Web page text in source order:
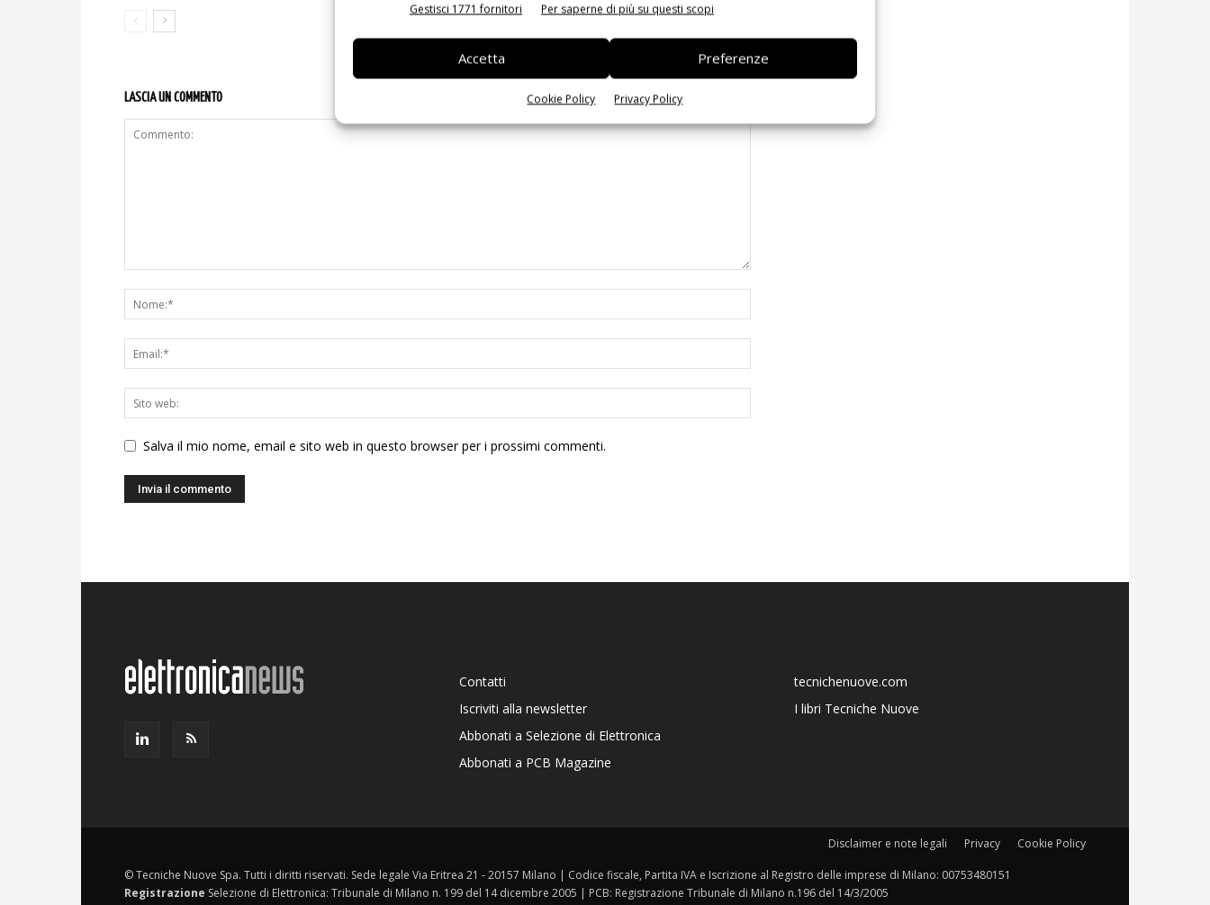
Gestisci 1771 fornitori Per saperne di più su questi scopi
Accetta Preferenze
Cookie Policy Privacy Policy
LASCIA UN COMMENTO
Salva il mio nome, email e sito web in questo browser per i prossimi commenti.
Contatti
Iscriviti alla newsletter
Abbonati a Selezione di Elettronica
Abbonati a PCB Magazine
tecnichenuove.com
I libri Tecniche Nuove
Disclaimer e note legali Privacy Cookie Policy
© Tecniche Nuove Spa. Tutti i diritti riservati. Sede legale Via Eritrea 21 - 20157 Milano | Codice fiscale, Partita IVA e Iscrizione al Registro delle imprese di Milano: 00753480151
Registrazione Selezione di Elettronica: Tribunale di Milano n. 199 del 14 dicembre 2005 | PCB: Registrazione Tribunale di Milano n.196 del 14/3/2005